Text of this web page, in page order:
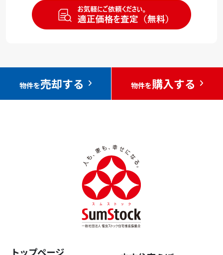
物件を売却する 物件を購入する
トップページ